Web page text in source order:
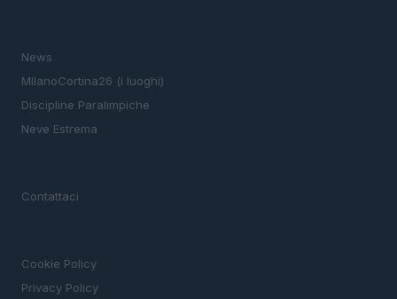
News
MIlanoCortina26 (i luoghi)
Discipline Paralimpiche
Neve Estrema
Contattaci
Cookie Policy
Privacy Policy